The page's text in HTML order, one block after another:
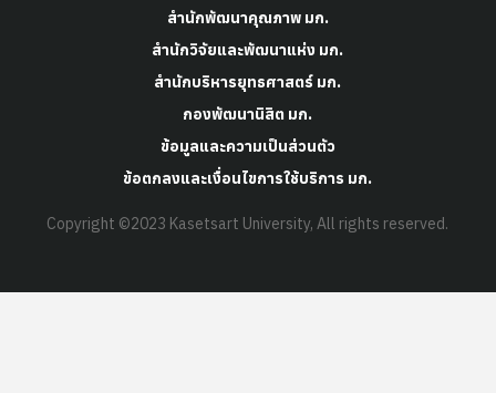
สำนักพัฒนาคุณภาพ มก.
สำนักวิจัยและพัฒนาแห่ง มก.
สำนักบริหารยุทธศาสตร์ มก.
กองพัฒนานิสิต มก.
ข้อมูลและความเป็นส่วนตัว
ข้อตกลงและเงื่อนไขการใช้บริการ มก.
Copyright ©2023 Kasetsart University, All rights reserved.